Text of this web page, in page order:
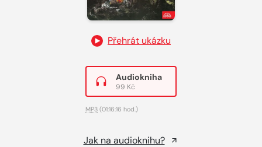
Přehrát ukázku
Audiokniha
99 Kč
MP3 (01:16:16 hod.)
Jak na audioknihu?